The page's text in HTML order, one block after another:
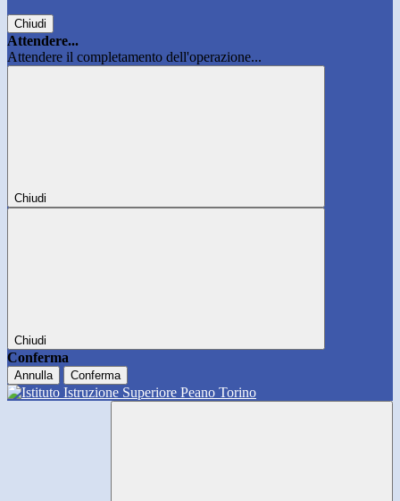
Chiudi
Attendere...
Attendere il completamento dell'operazione...
Chiudi
Chiudi
Conferma
Annulla Conferma